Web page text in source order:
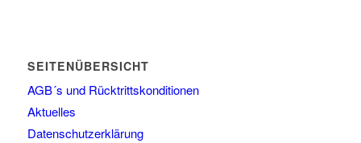
SEITENÜBERSICHT
AGB´s und Rücktrittskonditionen
Aktuelles
Datenschutzerklärung